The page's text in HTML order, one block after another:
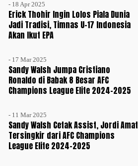
- 18 Apr 2025
Erick Thohir Ingin Lolos Piala Dunia
Jadi Tradisi, Timnas U-17 Indonesia
Akan Ikut EPA
- 17 Mar 2025
Sandy Walsh Jumpa Cristiano
Ronaldo di Babak 8 Besar AFC
Champions League Elite 2024-2025
- 11 Mar 2025
Sandy Walsh Cetak Assist, Jordi Amat
Tersingkir dari AFC Champions
League Elite 2024-2025